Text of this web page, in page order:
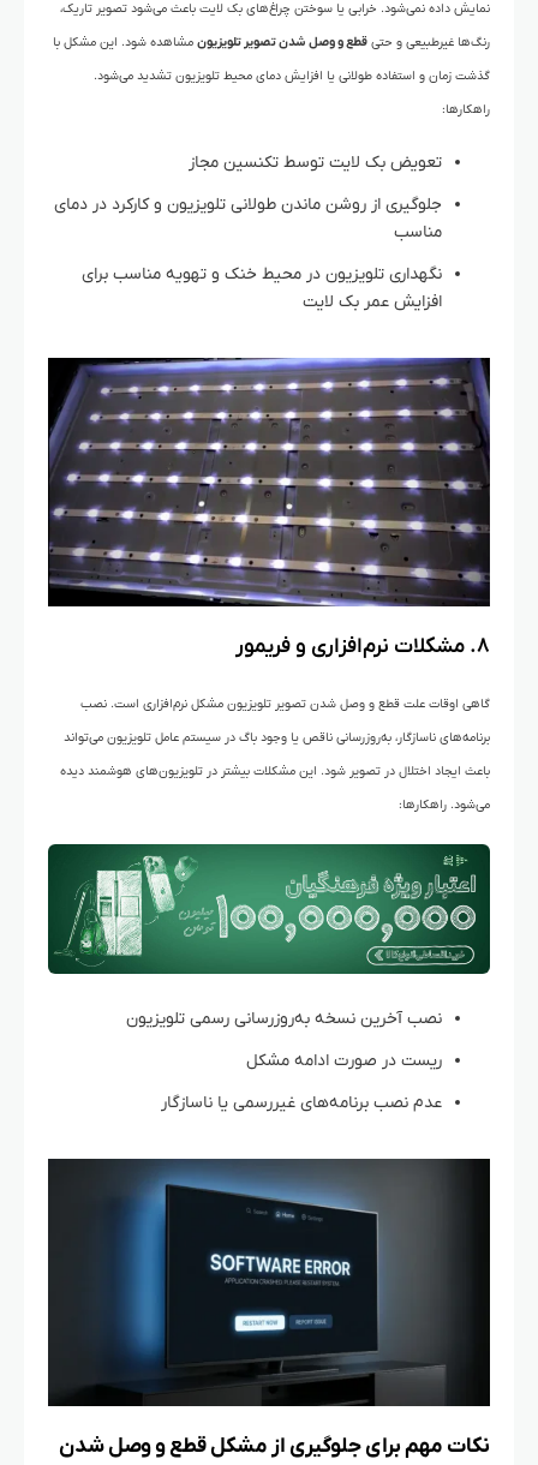
نمایش داده نمی‌شود. خرابی یا سوختن چراغ‌های بک لایت باعث می‌شود تصویر تاریک،
رنگ‌ها غیرطبیعی و حتی قطع و وصل شدن تصویر تلویزیون مشاهده شود. این مشکل با
گذشت زمان و استفاده طولانی یا افزایش دمای محیط تلویزیون تشدید می‌شود.
راهکارها:
تعویض بک لایت توسط تکنسین مجاز
جلوگیری از روشن ماندن طولانی تلویزیون و کارکرد در دمای
مناسب
نگهداری تلویزیون در محیط خنک و تهویه مناسب برای
افزایش عمر بک لایت
۸. مشکلات نرم‌افزاری و فریمور
گاهی اوقات علت قطع و وصل شدن تصویر تلویزیون مشکل نرم‌افزاری است. نصب
برنامه‌های ناسازگار، به‌روزرسانی ناقص یا وجود باگ در سیستم عامل تلویزیون می‌تواند
باعث ایجاد اختلال در تصویر شود. این مشکلات بیشتر در تلویزیون‌های هوشمند دیده
می‌شود. راهکارها:
نصب آخرین نسخه به‌روزرسانی رسمی تلویزیون
ریست در صورت ادامه مشکل
عدم نصب برنامه‌های غیررسمی یا ناسازگار
نکات مهم برای جلوگیری از مشکل قطع و وصل شدن